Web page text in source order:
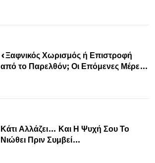
«Ξαφνικός Χωρισμός ή Επιστροφή
από το Παρελθόν; Οι Επόμενες Μέρες
Κάτι Αλλάζει… Και Η Ψυχή Σου Το
Νιώθει Πριν Συμβεί…